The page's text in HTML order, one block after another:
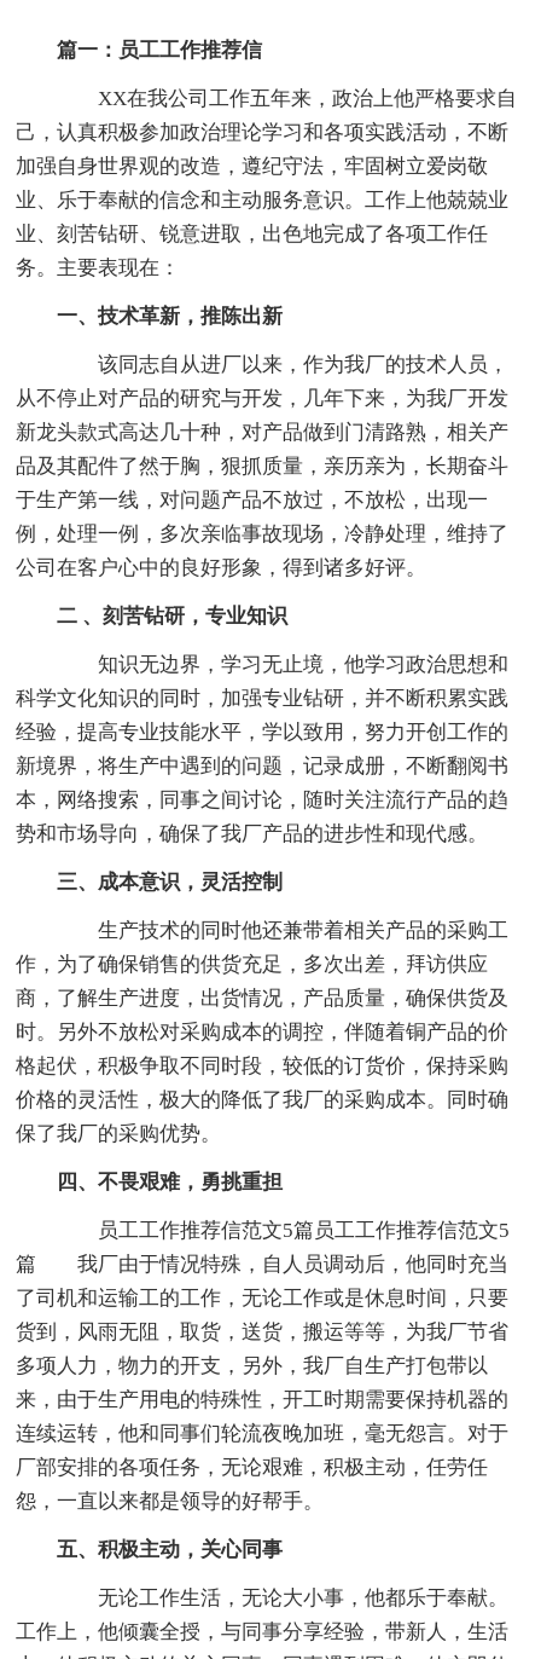
篇一：员工工作推荐信
XX在我公司工作五年来，政治上他严格要求自
己，认真积极参加政治理论学习和各项实践活动，不断
加强自身世界观的改造，遵纪守法，牢固树立爱岗敬
业、乐于奉献的信念和主动服务意识。工作上他兢兢业
业、刻苦钻研、锐意进取，出色地完成了各项工作任
务。主要表现在：
一、技术革新，推陈出新
该同志自从进厂以来，作为我厂的技术人员，
从不停止对产品的研究与开发，几年下来，为我厂开发
新龙头款式高达几十种，对产品做到门清路熟，相关产
品及其配件了然于胸，狠抓质量，亲历亲为，长期奋斗
于生产第一线，对问题产品不放过，不放松，出现一
例，处理一例，多次亲临事故现场，冷静处理，维持了
公司在客户心中的良好形象，得到诸多好评。
二 、刻苦钻研，专业知识
知识无边界，学习无止境，他学习政治思想和
科学文化知识的同时，加强专业钻研，并不断积累实践
经验，提高专业技能水平，学以致用，努力开创工作的
新境界，将生产中遇到的问题，记录成册，不断翻阅书
本，网络搜索，同事之间讨论，随时关注流行产品的趋
势和市场导向，确保了我厂产品的进步性和现代感。
三、成本意识，灵活控制
生产技术的同时他还兼带着相关产品的采购工
作，为了确保销售的供货充足，多次出差，拜访供应
商，了解生产进度，出货情况，产品质量，确保供货及
时。另外不放松对采购成本的调控，伴随着铜产品的价
格起伏，积极争取不同时段，较低的订货价，保持采购
价格的灵活性，极大的降低了我厂的采购成本。同时确
保了我厂的采购优势。
四、不畏艰难，勇挑重担
员工工作推荐信范文5篇员工工作推荐信范文5
篇 我厂由于情况特殊，自人员调动后，他同时充当
了司机和运输工的工作，无论工作或是休息时间，只要
货到，风雨无阻，取货，送货，搬运等等，为我厂节省
多项人力，物力的开支，另外，我厂自生产打包带以
来，由于生产用电的特殊性，开工时期需要保持机器的
连续运转，他和同事们轮流夜晚加班，毫无怨言。对于
厂部安排的各项任务，无论艰难，积极主动，任劳任
怨，一直以来都是领导的好帮手。
五、积极主动，关心同事
无论工作生活，无论大小事，他都乐于奉献。
工作上，他倾囊全授，与同事分享经验，带新人，生活